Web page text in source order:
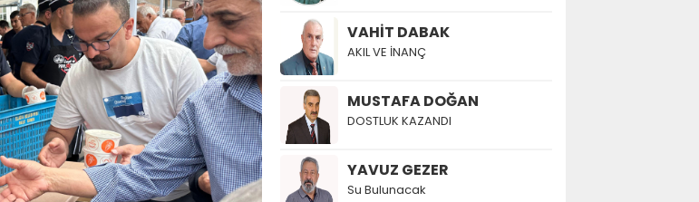
VAHİT DABAK
AKIL VE İNANÇ
MUSTAFA DOĞAN
DOSTLUK KAZANDI
YAVUZ GEZER
Su Bulunacak